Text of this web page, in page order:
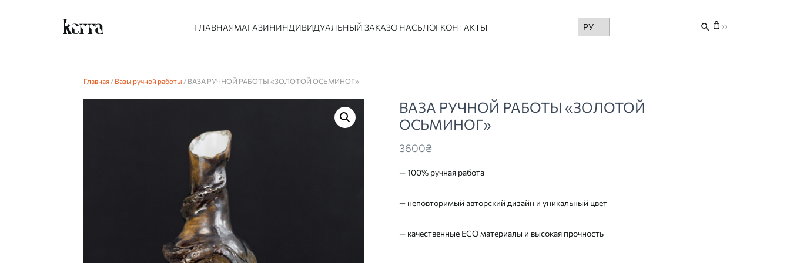
ГЛАВНАЯМАГАЗИНИНДИВИДУАЛЬНЫЙ ЗАКАЗО НАСБЛОГКОНТАКТЫ
Choose
a
(0)
Главная / Вазы ручной работы / ВАЗА РУЧНОЙ РАБОТЫ «ЗОЛОТОЙ ОСЬМИНОГ»
ВАЗА РУЧНОЙ РАБОТЫ «ЗОЛОТОЙ
ОСЬМИНОГ»
3600₴
— 100% ручная работа
— неповторимый авторский дизайн и уникальный цвет
— качественные ECO материалы и высокая прочность